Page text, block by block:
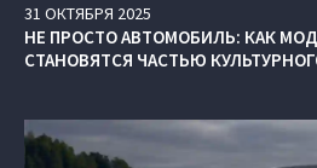
31 ОКТЯБРЯ 2025
НЕ ПРОСТО АВТОМОБИЛЬ: КАК
СТАНОВЯТСЯ ЧАСТЬЮ